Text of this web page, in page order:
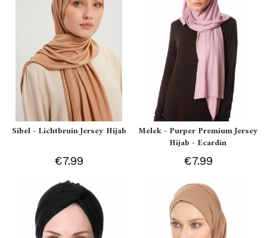
Sibel - Lichtbruin Jersey Hijab
€7.99
Melek - Purper Premium Jersey
Hijab - Ecardin
€7.99